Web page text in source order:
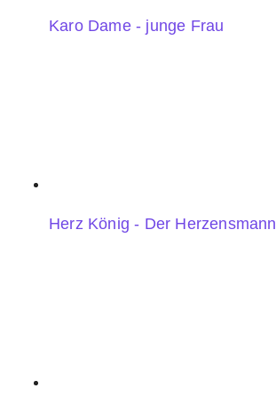
Karo Dame - junge Frau
Herz König - Der Herzensmann